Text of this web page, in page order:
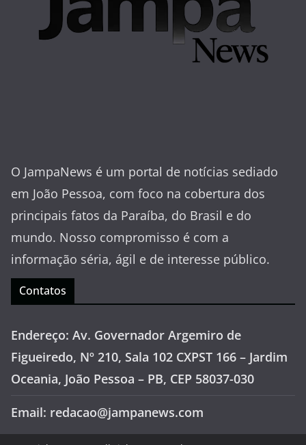
O JampaNews é um portal de notícias sediado
em João Pessoa, com foco na cobertura dos
principais fatos da Paraíba, do Brasil e do
mundo. Nosso compromisso é com a
informação séria, ágil e de interesse público.
Contatos
Endereço: Av. Governador Argemiro de
Figueiredo, Nº 210, Sala 102 CXPST 166 – Jardim
Oceania, João Pessoa – PB, CEP 58037-030
Email: redacao@jampanews.com